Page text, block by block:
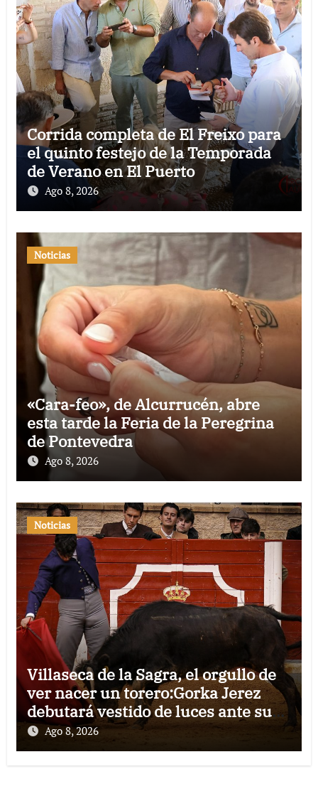
Corrida completa de El Freixo para
el quinto festejo de la Temporada
de Verano en El Puerto
Ago 8, 2026
Noticias
«Cara-feo», de Alcurrucén, abre
esta tarde la Feria de la Peregrina
de Pontevedra
Ago 8, 2026
Noticias
Villaseca de la Sagra, el orgullo de
ver nacer un torero:Gorka Jerez
debutará vestido de luces ante su
pueblo
Ago 8, 2026